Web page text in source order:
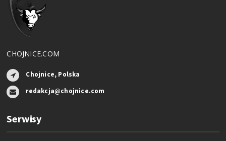
CHOJNICE.COM
Chojnice, Polska
redakcja@chojnice.com
Serwisy